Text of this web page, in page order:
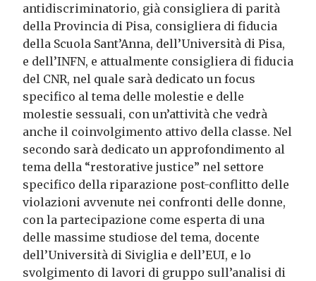
antidiscriminatorio, già consigliera di parità
della Provincia di Pisa, consigliera di fiducia
della Scuola Sant’Anna, dell’Università di Pisa,
e dell’INFN, e attualmente consigliera di fiducia
del CNR, nel quale sarà dedicato un focus
specifico al tema delle molestie e delle
molestie sessuali, con un’attività che vedrà
anche il coinvolgimento attivo della classe. Nel
secondo sarà dedicato un approfondimento al
tema della “restorative justice” nel settore
specifico della riparazione post-conflitto delle
violazioni avvenute nei confronti delle donne,
con la partecipazione come esperta di una
delle massime studiose del tema, docente
dell’Università di Siviglia e dell’EUI, e lo
svolgimento di lavori di gruppo sull’analisi di